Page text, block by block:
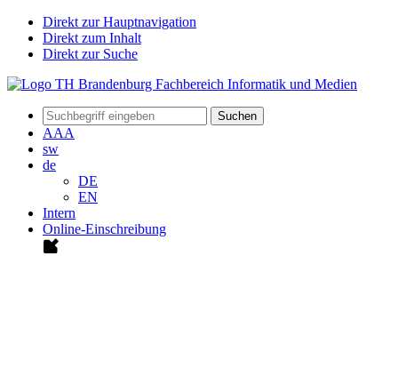
Direkt zur Hauptnavigation
Direkt zum Inhalt
Direkt zur Suche
Suchen
AAA
sw
de
DE
EN
Intern
Online-Einschreibung